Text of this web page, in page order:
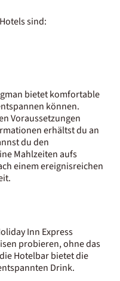
sind:
bietet komfortable
können.
Voraussetzungen
erhältst du an
du den
Mahlzeiten aufs
einem ereignisreichen
Inn Express
probieren, ohne das
Hotelbar bietet die
Drink.